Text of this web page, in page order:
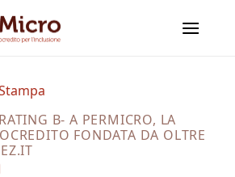
B- A PERMICRO, LA
FONDATA DA OLTRE